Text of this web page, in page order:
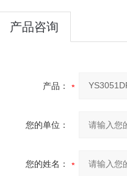
产品咨询
产品：
您的单位：
您的姓名：